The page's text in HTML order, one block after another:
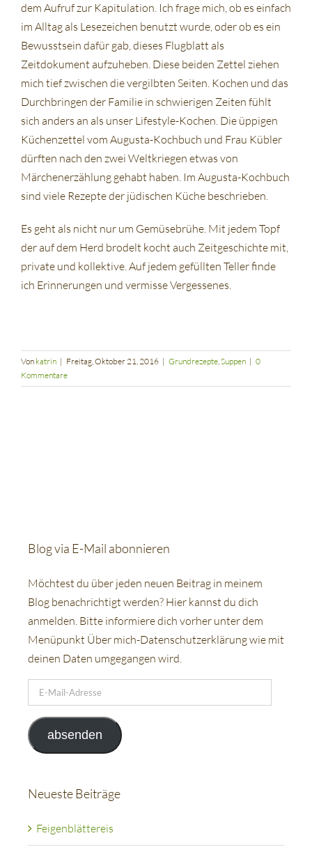
dem Aufruf zur Kapitulation. Ich frage mich, ob es einfach
im Alltag als Lesezeichen benutzt wurde, oder ob es ein
Bewusstsein dafür gab, dieses Flugblatt als
Zeitdokument aufzuheben. Diese beiden Zettel ziehen
mich tief zwischen die vergilbten Seiten. Kochen und das
Durchbringen der Familie in schwierigen Zeiten fühlt
sich anders an als unser Lifestyle-Kochen. Die üppigen
Küchenzettel vom Augusta-Kochbuch und Frau Kübler
dürften nach den zwei Weltkriegen etwas von
Märchenerzählung gehabt haben. Im Augusta-Kochbuch
sind viele Rezepte der jüdischen Küche beschrieben.
Es geht als nicht nur um Gemüsebrühe. Mit jedem Topf
der auf dem Herd brodelt kocht auch Zeitgeschichte mit,
private und kollektive. Auf jedem gefüllten Teller finde
ich Erinnerungen und vermisse Vergessenes.
Von katrin | Freitag, Oktober 21, 2016 | Grundrezepte,Suppen | 0
Kommentare
Blog via E-Mail abonnieren
Möchtest du über jeden neuen Beitrag in meinem
Blog benachrichtigt werden? Hier kannst du dich
anmelden. Bitte informiere dich vorher unter dem
Menüpunkt Über mich-Datenschutzerklärung wie mit
deinen Daten umgegangen wird.
Mail-
Adresse
absenden
Neueste Beiträge
Feigenblättereis